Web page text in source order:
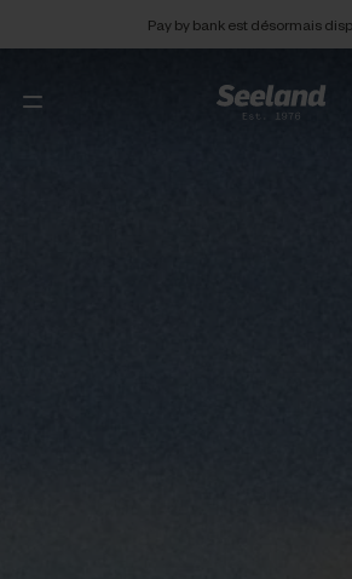
Politique de retour gratuit de